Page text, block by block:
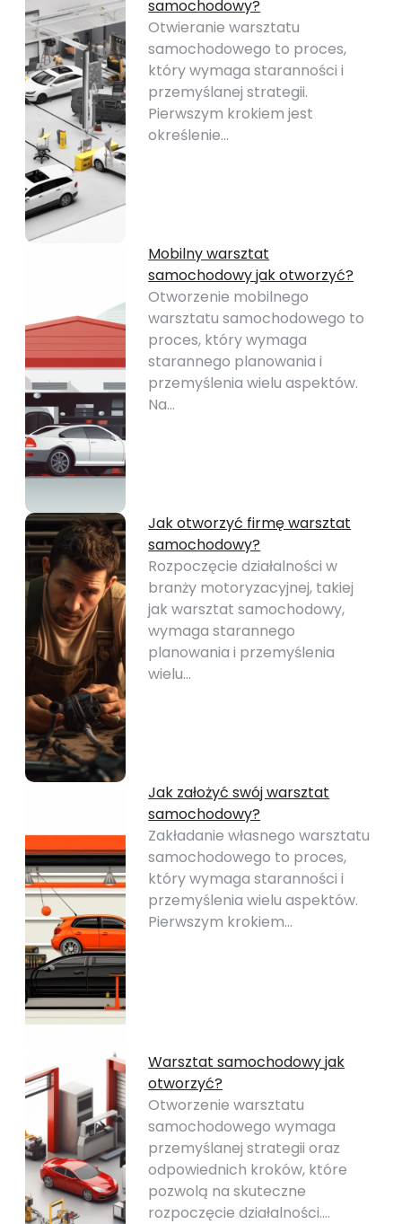
samochodowy?
Otwieranie warsztatu
samochodowego to proces,
który wymaga staranności i
przemyślanej strategii.
Pierwszym krokiem jest
określenie…
Mobilny warsztat
samochodowy jak otworzyć?
Otworzenie mobilnego
warsztatu samochodowego to
proces, który wymaga
starannego planowania i
przemyślenia wielu aspektów.
Na…
Jak otworzyć firmę warsztat
samochodowy?
Rozpoczęcie działalności w
branży motoryzacyjnej, takiej
jak warsztat samochodowy,
wymaga starannego
planowania i przemyślenia
wielu…
Jak założyć swój warsztat
samochodowy?
Zakładanie własnego warsztatu
samochodowego to proces,
który wymaga staranności i
przemyślenia wielu aspektów.
Pierwszym krokiem…
Warsztat samochodowy jak
otworzyć?
Otworzenie warsztatu
samochodowego wymaga
przemyślanej strategii oraz
odpowiednich kroków, które
pozwolą na skuteczne
rozpoczęcie działalności.…